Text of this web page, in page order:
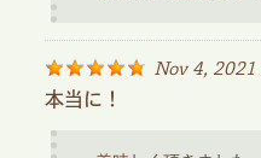
Nov 4, 2021
本当に！